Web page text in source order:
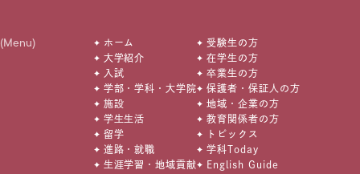
(Menu)
ホーム
大学紹介
入試
学部・学科・大学院
施設
学生生活
留学
進路・就職
生涯学習・地域貢献
受験生の方
在学生の方
卒業生の方
保護者・保証人の方
地域・企業の方
教育関係者の方
トピックス
学科Today
English Guide